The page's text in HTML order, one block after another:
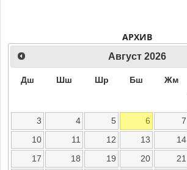
АРХИВ
Август 2026
Дш Шш Шр Бш Жм
3
4 5 6 7
10
11 12 13 14
17
18 19 20 21